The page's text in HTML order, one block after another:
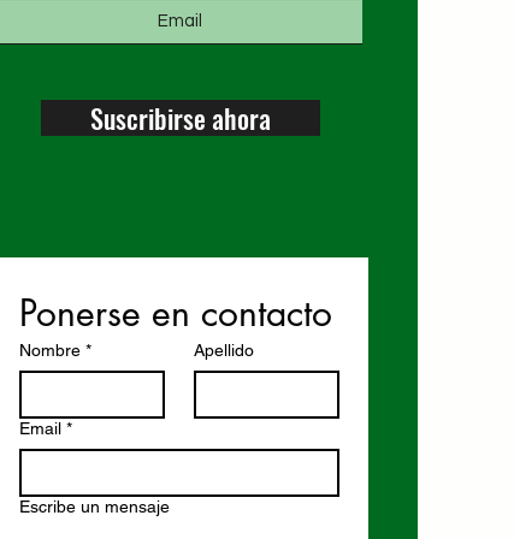
Suscribirse ahora
Ponerse en contacto
Nombre * Apellido
Email *
Escribe un mensaje